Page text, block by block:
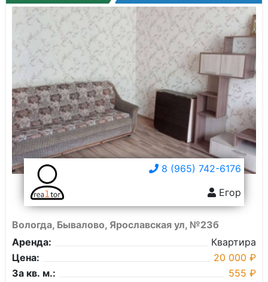
8 (965) 742-6176
Егор
Вологда, Бывалово, Ярославская ул, №23б
Аренда:
Квартира
Цена:
20 000 ₽
За кв. м.:
555 ₽